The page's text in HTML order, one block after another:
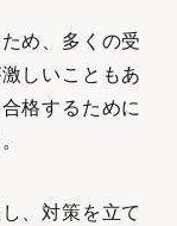
め、多くの受
しいこともあ
格するために
、対策を立て